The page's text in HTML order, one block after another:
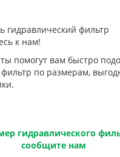
гидравлический фильтр
к нам!
помогут вам быстро
по размерам,
гидравлического
сообщите нам